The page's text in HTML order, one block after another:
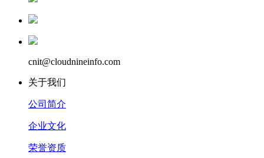
cnit@cloudnineinfo.com
关于我们
公司简介
企业文化
荣誉资质